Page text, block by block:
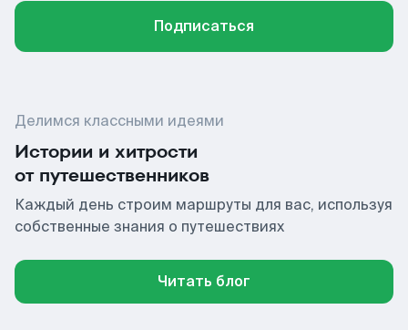
Подписаться
Делимся классными идеями
Истории и хитрости
от путешественников
Каждый день строим маршруты для вас, используя
собственные знания о путешествиях
Читать блог